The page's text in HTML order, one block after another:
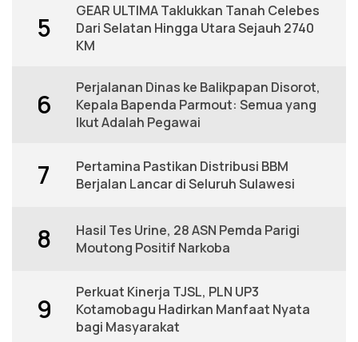
5
GEAR ULTIMA Taklukkan Tanah Celebes
Dari Selatan Hingga Utara Sejauh 2740
KM
6
Perjalanan Dinas ke Balikpapan Disorot,
Kepala Bapenda Parmout: Semua yang
Ikut Adalah Pegawai
7
Pertamina Pastikan Distribusi BBM
Berjalan Lancar di Seluruh Sulawesi
8
Hasil Tes Urine, 28 ASN Pemda Parigi
Moutong Positif Narkoba
9
Perkuat Kinerja TJSL, PLN UP3
Kotamobagu Hadirkan Manfaat Nyata
bagi Masyarakat